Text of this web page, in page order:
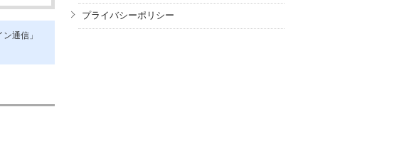
通信」
プライバシーポリシー